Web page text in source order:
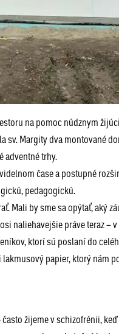
na pomoc núdznym
Margity dva montované
adventné trhy.
čase a postupné
pedagogickú.
Mali by sme sa opýtať, aký
naliehavejšie práve teraz –
ktorí sú poslaní do
papier, ktorý nám
žijeme v schizofrénii,